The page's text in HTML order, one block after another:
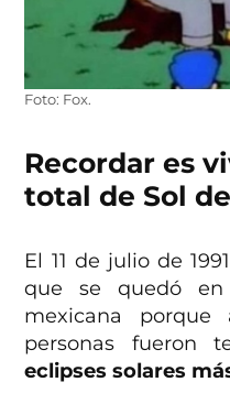
Foto: Fox.
Recordar es
total de Sol
El 11 de julio de
que se quedó en
mexicana
personas fueron
eclipses solares